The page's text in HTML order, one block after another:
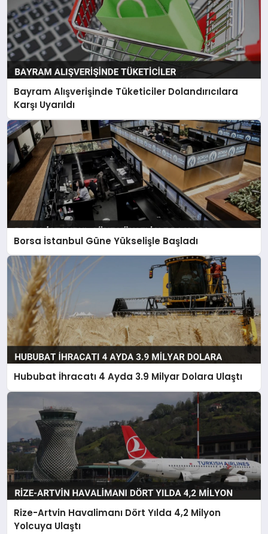
Bayram Alışverişinde Tüketiciler Dolandırıcılara
Karşı Uyarıldı
Borsa İstanbul Güne Yükselişle Başladı
Hububat İhracatı 4 Ayda 3.9 Milyar Dolara Ulaştı
Rize-Artvin Havalimanı Dört Yılda 4,2 Milyon
Yolcuya Ulaştı